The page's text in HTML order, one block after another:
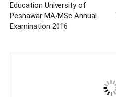
Education University of
Peshawar MA/MSc Annual
Examination 2016